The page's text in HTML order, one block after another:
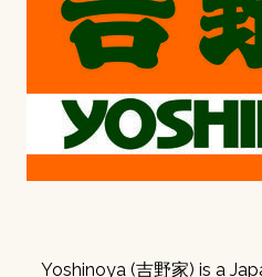
Yoshinoya (吉野家) is a